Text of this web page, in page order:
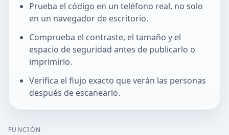
Prueba el código en un teléfono real, no solo
en un navegador de escritorio.
Comprueba el contraste, el tamaño y el
espacio de seguridad antes de publicarlo o
imprimirlo.
Verifica el flujo exacto que verán las personas
después de escanearlo.
FUNCIÓN